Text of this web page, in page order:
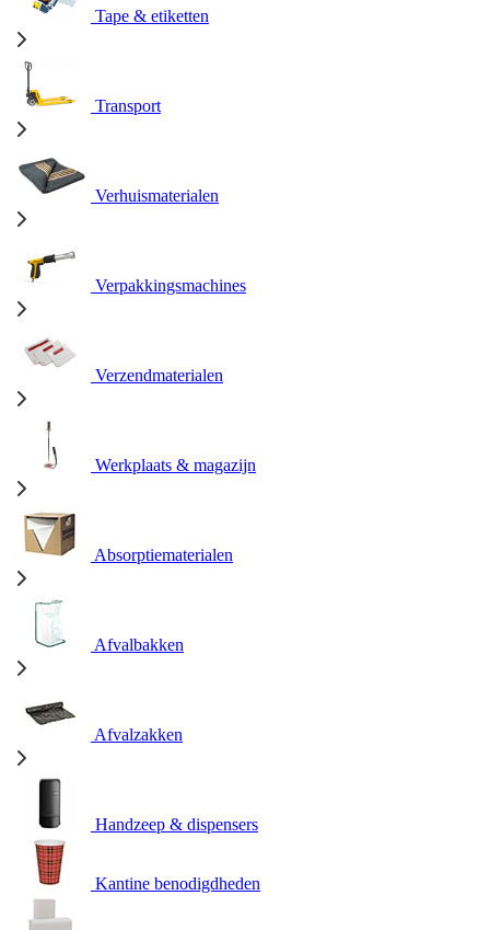
Tape & etiketten
Transport
Verhuismaterialen
Verpakkingsmachines
Verzendmaterialen
Werkplaats & magazijn
Absorptiematerialen
Afvalbakken
Afvalzakken
Handzeep & dispensers
Kantine benodigdheden